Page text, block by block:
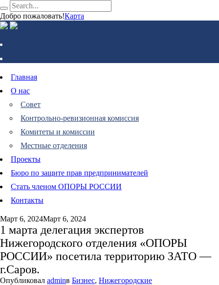
Добро пожаловать!Карта
Главная
О нас
Совет
Контрольно-ревизионная комиссия
Комитеты и комиссии
Местные отделения
Проекты
Бюро по защите прав предпринимателей
Стать членом ОПОРЫ РОССИИ
Контакты
Март 6, 2024Март 6, 2024
1 марта делегация экспертов
Нижегородского отделения «ОПОРЫ
РОССИИ» посетила территорию ЗАТО —
г.Саров.
Опубликовал adminв Бизнес, Нижегородские